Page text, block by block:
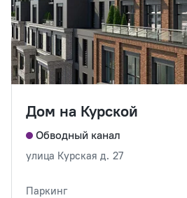
Дом на Курской
Обводный канал
улица Курская д. 27
Паркинг